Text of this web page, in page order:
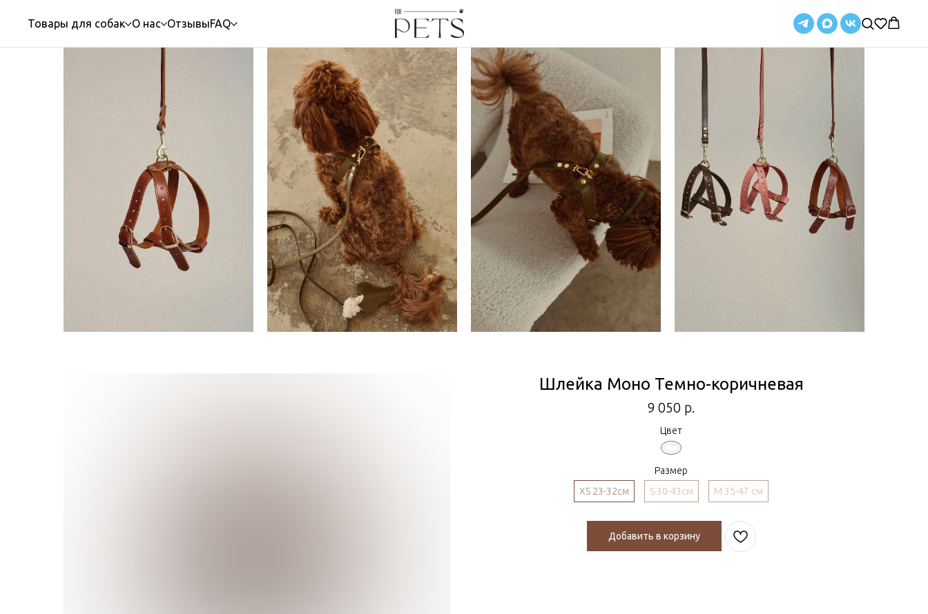
Товары для собак О нас ОтзывыFAQ
→ Шлейки для собак Шлейка Mono Темно-коричневая
Шлейка Моно Темно-коричневая
9 050 р.
Цвет
Размер
XS 23-32см
S 30-43см M 35-47 см
Добавить в корзину